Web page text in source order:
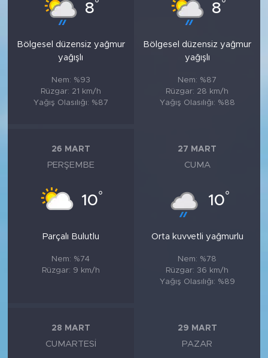
8°
Bölgesel düzensiz yağmur
yağışlı
Nem: %93
Rüzgar: 21 km/h
Yağış Olasılığı: %87
8°
Bölgesel düzensiz yağmur
yağışlı
Nem: %87
Rüzgar: 28 km/h
Yağış Olasılığı: %88
26 MART
PERŞEMBE
10°
Parçalı Bulutlu
Nem: %74
Rüzgar: 9 km/h
27 MART
CUMA
10°
Orta kuvvetli yağmurlu
Nem: %78
Rüzgar: 36 km/h
Yağış Olasılığı: %89
28 MART
CUMARTESI
29 MART
PAZAR